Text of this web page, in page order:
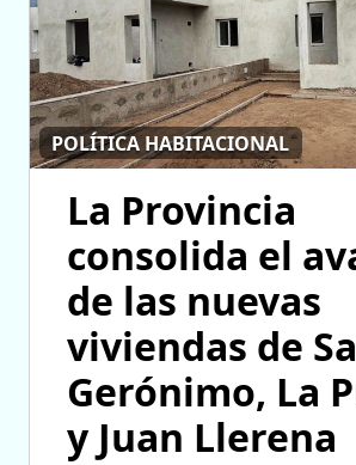
POLÍTICA HABITACIONAL
La Provincia
consolida el
de las nuevas
viviendas de
Gerónimo, La
y Juan Llerena